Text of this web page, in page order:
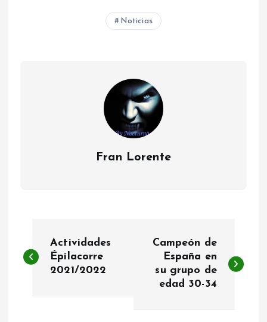
Noticias
Fran Lorente
a
Actividades
Épilacorre
2021/2022
Campeón de
España en
su grupo de
edad 30-34